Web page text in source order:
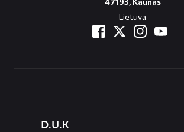
Lietuva
menusD.U.K